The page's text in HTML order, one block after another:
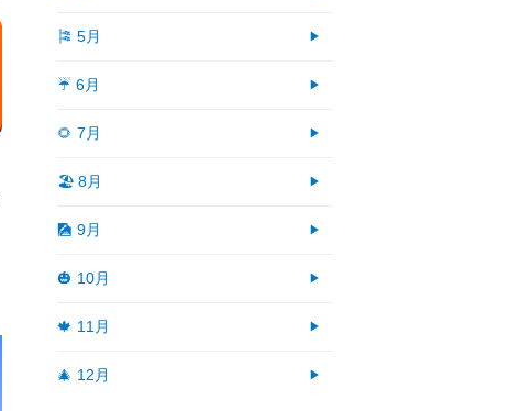
🎏 5月
☔ 6月
🌻 7月
🏖 8月
🎑 9月
🎃 10月
🍁 11月
🎄 12月